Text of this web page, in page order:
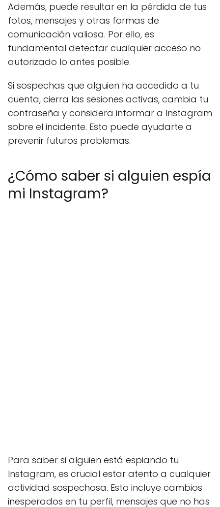
Además, puede resultar en la pérdida de tus
fotos, mensajes y otras formas de
comunicación valiosa. Por ello, es
fundamental detectar cualquier acceso no
autorizado lo antes posible.
Si sospechas que alguien ha accedido a tu
cuenta, cierra las sesiones activas, cambia tu
contraseña y considera informar a Instagram
sobre el incidente. Esto puede ayudarte a
prevenir futuros problemas.
¿Cómo saber si alguien espía
mi Instagram?
Para saber si alguien está espiando tu
Instagram, es crucial estar atento a cualquier
actividad sospechosa. Esto incluye cambios
inesperados en tu perfil, mensajes que no has